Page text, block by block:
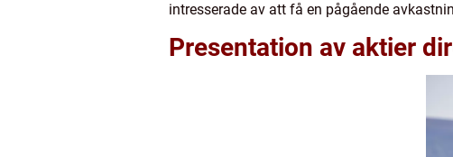
intresserade av att få en pågående
Presentation av aktier